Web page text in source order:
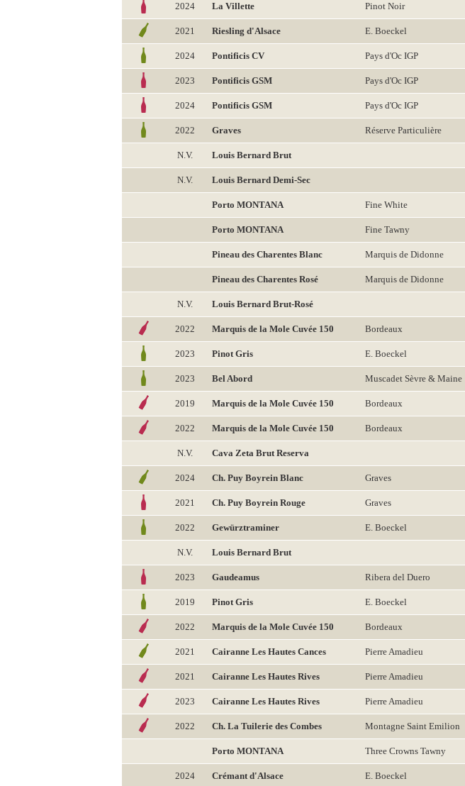
2024 La Villette Pinot Noir
2021 Riesling d'Alsace E. Boeckel
2024 Pontificis CV Pays d'Oc IGP
2023 Pontificis GSM Pays d'Oc IGP
2024 Pontificis GSM Pays d'Oc IGP
2022 Graves Réserve Particulière
N.V. Louis Bernard Brut
N.V. Louis Bernard Demi-Sec
Porto MONTANA Fine White
Porto MONTANA Fine Tawny
Pineau des Charentes Blanc Marquis de Didonne
Pineau des Charentes Rosé Marquis de Didonne
N.V. Louis Bernard Brut-Rosé
2022 Marquis de la Mole Cuvée 150 Bordeaux
2023 Pinot Gris E. Boeckel
2023 Bel Abord Muscadet Sèvre & Maine
2019 Marquis de la Mole Cuvée 150 Bordeaux
2022 Marquis de la Mole Cuvée 150 Bordeaux
N.V. Cava Zeta Brut Reserva
2024 Ch. Puy Boyrein Blanc Graves
2021 Ch. Puy Boyrein Rouge Graves
2022 Gewürztraminer E. Boeckel
N.V. Louis Bernard Brut
2023 Gaudeamus Ribera del Duero
2019 Pinot Gris E. Boeckel
2022 Marquis de la Mole Cuvée 150 Bordeaux
2021 Cairanne Les Hautes Cances Pierre Amadieu
2021 Cairanne Les Hautes Rives Pierre Amadieu
2023 Cairanne Les Hautes Rives Pierre Amadieu
2022 Ch. La Tuilerie des Combes Montagne Saint Emilion
Porto MONTANA Three Crowns Tawny
2024 Crémant d'Alsace E. Boeckel